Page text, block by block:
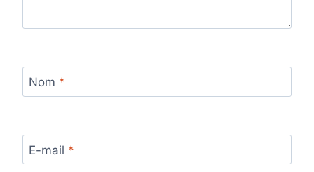
Nom *
E-mail *